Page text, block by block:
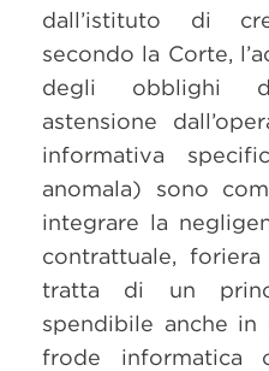
dall’istituto di
secondo la Corte,
degli obblighi
astensione
informativa
anomala) sono
integrare la
contrattuale,
tratta di un
spendibile anche
frode